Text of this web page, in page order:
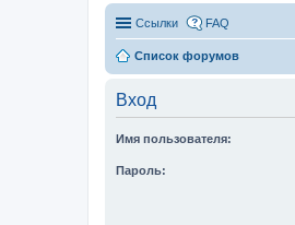
Ссылки FAQ
Список форумов
Вход
Имя пользователя:
Пароль: